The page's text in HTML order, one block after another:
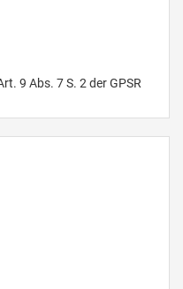
9 Abs. 7 S. 2 der GPSR